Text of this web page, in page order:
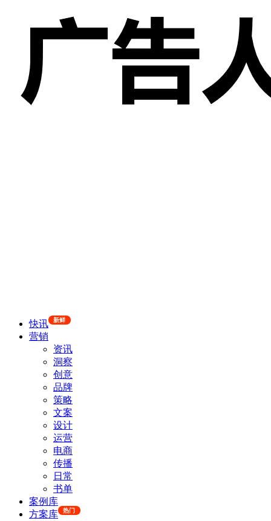
快讯 新鲜
营销
资讯
洞察
创意
品牌
策略
文案
设计
运营
电商
传播
日常
书单
案例库
方案库
热门